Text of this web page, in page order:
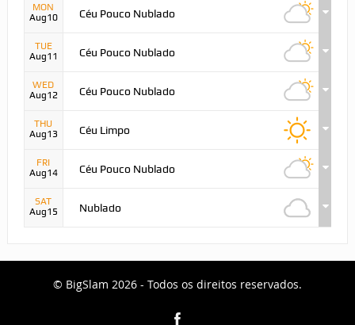
MON
Aug10
Céu Pouco Nublado
TUE
Aug11
Céu Pouco Nublado
WED
Aug12
Céu Pouco Nublado
THU
Aug13
Céu Limpo
FRI
Aug14
Céu Pouco Nublado
SAT
Aug15
Nublado
© BigSlam 2026 - Todos os direitos reservados.